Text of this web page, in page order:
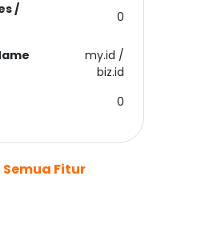
/
0
my.id /
biz.id
0
Fitur